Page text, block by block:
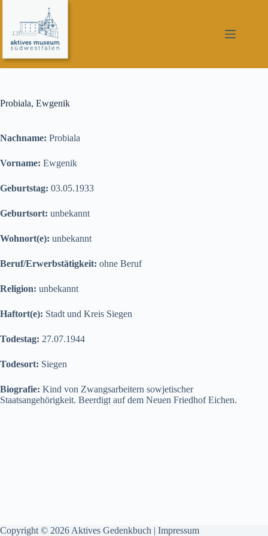
springen
Probiala, Ewgenik
Nachname: Probiala
Vorname: Ewgenik
Geburtstag: 03.05.1933
Geburtsort: unbekannt
Wohnort(e): unbekannt
Beruf/Erwerbstätigkeit: ohne Beruf
Religion: unbekannt
Haftort(e): Stadt und Kreis Siegen
Todestag: 27.07.1944
Todesort: Siegen
Biografie: Kind von Zwangsarbeitern sowjetischer
Staatsangehörigkeit. Beerdigt auf dem Neuen Friedhof Eichen.
Copyright © 2026 Aktives Gedenkbuch | Impressum